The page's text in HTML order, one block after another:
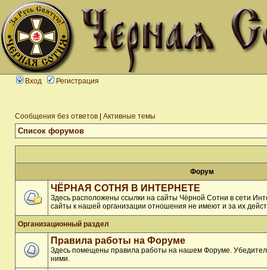
Вход Регистрация
Сообщения без ответов Активные темы
Список форумов
Форум
ЧЁРНАЯ СОТНЯ В ИНТЕРНЕТЕ
Здесь расположены ссылки на сайты Чёрной Сотни в сети
сайты к нашей организации отношения не имеют и за их
Организационный раздел
Правила работы на Форуме
Здесь помещены правила работы на нашем Форуме.
ними.